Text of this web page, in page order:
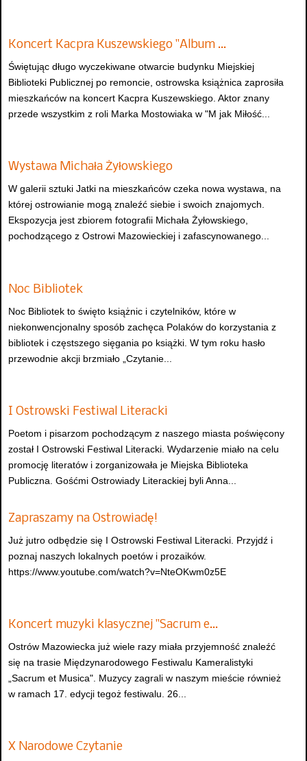
Koncert Kacpra Kuszewskiego "Album …
Świętując długo wyczekiwane otwarcie budynku Miejskiej
Biblioteki Publicznej po remoncie, ostrowska książnica zaprosiła
mieszkańców na koncert Kacpra Kuszewskiego. Aktor znany
przede wszystkim z roli Marka Mostowiaka w "M jak Miłość...
Wystawa Michała Żyłowskiego
W galerii sztuki Jatki na mieszkańców czeka nowa wystawa, na
której ostrowianie mogą znaleźć siebie i swoich znajomych.
Ekspozycja jest zbiorem fotografii Michała Żyłowskiego,
pochodzącego z Ostrowi Mazowieckiej i zafascynowanego...
Noc Bibliotek
Noc Bibliotek to święto książnic i czytelników, które w
niekonwencjonalny sposób zachęca Polaków do korzystania z
bibliotek i częstszego sięgania po książki. W tym roku hasło
przewodnie akcji brzmiało „Czytanie...
I Ostrowski Festiwal Literacki
Poetom i pisarzom pochodzącym z naszego miasta poświęcony
został I Ostrowski Festiwal Literacki. Wydarzenie miało na celu
promocję literatów i zorganizowała je Miejska Biblioteka
Publiczna. Gośćmi Ostrowiady Literackiej byli Anna...
Zapraszamy na Ostrowiadę!
Już jutro odbędzie się I Ostrowski Festiwal Literacki. Przyjdź i
poznaj naszych lokalnych poetów i prozaików.
https://www.youtube.com/watch?v=NteOKwm0z5E
Koncert muzyki klasycznej "Sacrum e…
Ostrów Mazowiecka już wiele razy miała przyjemność znaleźć
się na trasie Międzynarodowego Festiwalu Kameralistyki
„Sacrum et Musica". Muzycy zagrali w naszym mieście również
w ramach 17. edycji tegoż festiwalu. 26...
X Narodowe Czytanie